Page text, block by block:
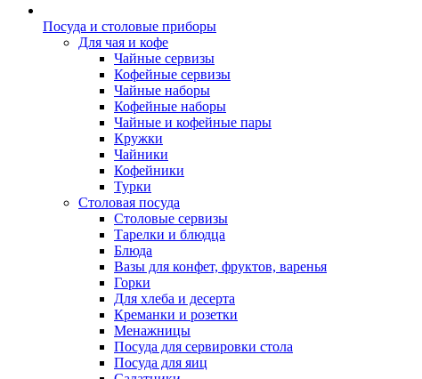
Посуда и столовые приборы
Для чая и кофе
Чайные сервизы
Кофейные сервизы
Чайные наборы
Кофейные наборы
Чайные и кофейные пары
Кружки
Чайники
Кофейники
Турки
Столовая посуда
Столовые сервизы
Тарелки и блюдца
Блюда
Вазы для конфет, фруктов, варенья
Горки
Для хлеба и десерта
Креманки и розетки
Менажницы
Посуда для сервировки стола
Посуда для яиц